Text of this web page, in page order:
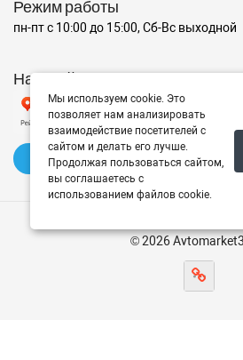
Режим работы
пн-пт с 10:00 до 15:00, Сб-Вс выходной
Наш рейтинг на Яндексе
✍️ Оставить отзыв
© 2026
Мы используем cookie. Это
позволяет нам анализировать
взаимодействие посетителей с
сайтом и делать его лучше.
Продолжая пользоваться сайтом,
вы соглашаетесь с
использованием файлов cookie.